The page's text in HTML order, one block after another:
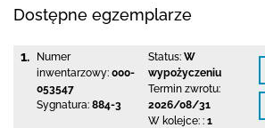
Dostępne egzemplarze
1.
Numer
inwentarzowy: 000-
053547
Sygnatura: 884-3
Status: W
wypożyczeniu
Termin zwrotu:
2026/08/31
W kolejce: : 1